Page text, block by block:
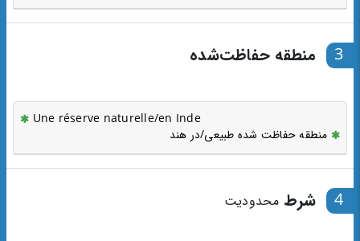
3 منطقه حفاظت‌شده
Une réserve naturelle/en Inde
منطقه حفاظت شده طبیعی/در هند
4 شرط محدودیت